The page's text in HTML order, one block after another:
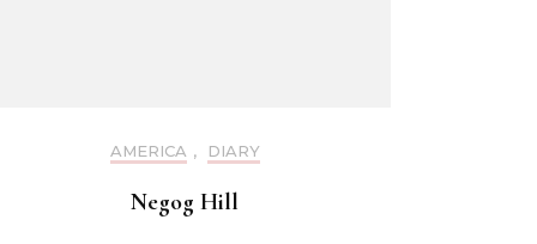
AMERICA , DIARY
Negog Hill